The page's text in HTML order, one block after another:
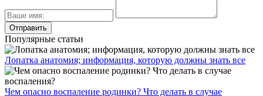
Популярные статьи
Лопатка анатомия; информация, которую должны знать все
Чем опасно воспаление родинки? Что делать в случае